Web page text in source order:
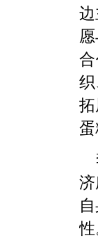
蛋